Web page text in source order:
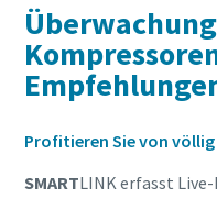
Jetzt unseren
Drucklufttechnik
Alle Produkte von Atlas
Jetzt per Email
Profitieren Sie von
SMARTLINK erfasst